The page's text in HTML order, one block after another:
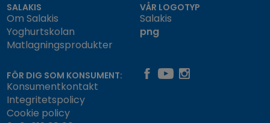
SALAKIS
Om Salakis
Yoghurtskolan
Matlagningsprodukter
VÅR LOGOTYP
Salakis
png
FÖR DIG SOM KONSUMENT:
Konsumentkontakt
Integritetspolicy
Cookie policy